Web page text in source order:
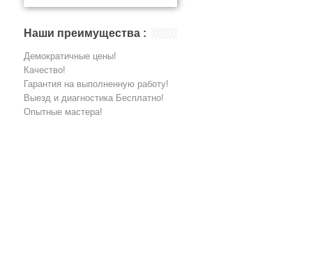
Наши преимущества :
Демократичные цены!
Качество!
Гарантия на выполненную работу!
Выезд и диагностика Бесплатно!
Опытные мастера!